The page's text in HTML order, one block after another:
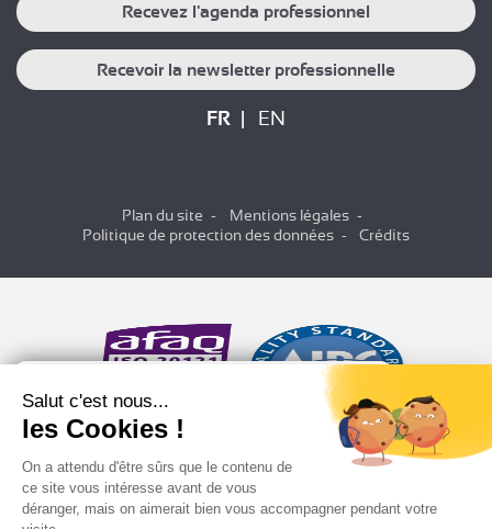
Recevez l'agenda professionnel
Recevoir la newsletter professionnelle
FR EN
Plan du site
Mentions légales
Politique de protection des données
Crédits
Salut c'est nous...
les Cookies !
On a attendu d'être sûrs que le contenu de
ce site vous intéresse avant de vous
déranger, mais on aimerait bien vous accompagner pendant votre